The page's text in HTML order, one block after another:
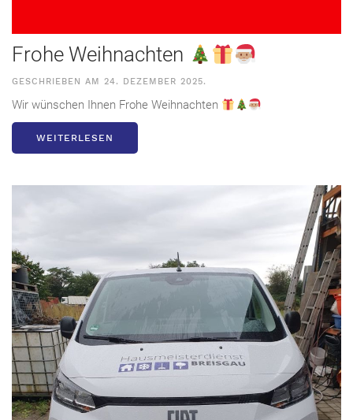
Frohe Weihnachten
GESCHRIEBEN AM 24. DEZEMBER 2025.
Wir wünschen Ihnen Frohe Weihnachten
WEITERLESEN